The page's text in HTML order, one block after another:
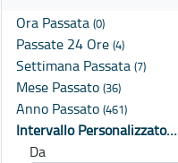
Ora Passata (0)
Passate 24 Ore (4)
Settimana Passata (7)
Mese Passato (36)
Anno Passato (461)
Intervallo Personalizzato…
Da